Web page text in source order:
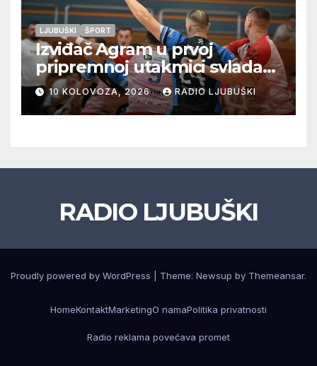
LJUBUŠKI ŠPORT
Izviđač Agram u prvoj
pripremnoj utakmici svladao
Metković Zalmo 37:32
10 KOLOVOZA, 2026 RADIO LJUBUŠKI
RADIO LJUBUŠKI
Proudly powered by WordPress Theme: Newsup by Themeansar.
HomeKontaktMarketingO namaPolitika privatnosti
Radio reklama povećava promet